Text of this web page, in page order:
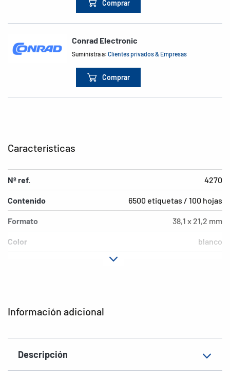
Comprar
Conrad Electronic
Suministra a:Clientes privados & Empresas
Comprar
Información adicional
Descripción
Características
Nº ref. 4270
Contenido 6500 etiquetas / 100 hojas
Formato 38,1 x 21,2 mm
Color blanco
Forma de las esquinas
Material Papel, mate
EAN 4008705042703